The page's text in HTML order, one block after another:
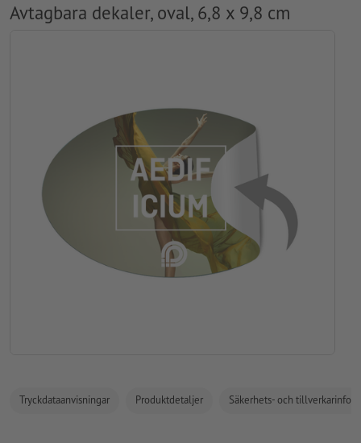
Avtagbara dekaler, oval, 6,8 x 9,8 cm
Tryckdataanvisningar Produktdetaljer Säkerhets- och